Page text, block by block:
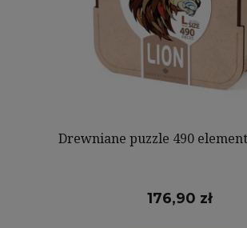
Drewniane puzzle 490
176,90 zł